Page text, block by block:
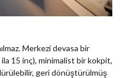
Merkezi devasa bir
15 inç), minimalist bir kokpit,
geri dönüştürülmüş